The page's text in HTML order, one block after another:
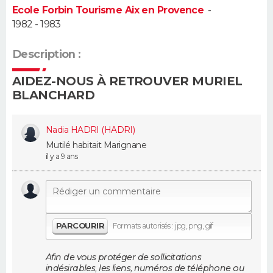
Alimentation
Guide de la santé
Maladies
Médicaments
Sommeil
VOYAGE
Destinations
City break
Voyage nature
Voyage de noces
Forum
Climat
+
PHOTO
GUIDES D'ACHAT
CARTE DE VOEUX
DICTIONNAIRE
Dictionnaire
Biographies
Citations
Expressions
Proverbes
PROGRAMME TV
COPAINS D'AVANT
AVIS DE DÉCÈS
Ecole Forbin Tourisme Aix en Provence -
1982 - 1983
Description :
AIDEZ-NOUS À RETROUVER MURIEL
BLANCHARD
Nadia HADRI (HADRI)
Mutilé habitait Marignane
il y a 9 ans
PARCOURIR Formats autorisés : jpg, png, gif
Afin de vous protéger de sollicitations
indésirables, les liens, numéros de téléphone ou